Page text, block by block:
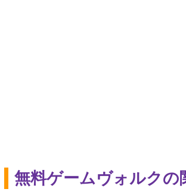
無料ゲームヴォルク